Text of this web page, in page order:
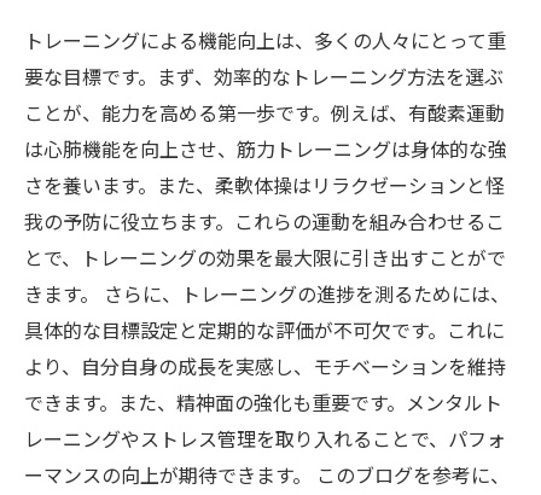
トレーニングによる機能向上は、多くの人々にとって重
要な目標です。まず、効率的なトレーニング方法を選ぶ
ことが、能力を高める第一歩です。例えば、有酸素運動
は心肺機能を向上させ、筋力トレーニングは身体的な強
さを養います。また、柔軟体操はリラクゼーションと怪
我の予防に役立ちます。これらの運動を組み合わせるこ
とで、トレーニングの効果を最大限に引き出すことがで
きます。 さらに、トレーニングの進捗を測るためには、
具体的な目標設定と定期的な評価が不可欠です。これに
より、自分自身の成長を実感し、モチベーションを維持
できます。また、精神面の強化も重要です。メンタルト
レーニングやストレス管理を取り入れることで、パフォ
ーマンスの向上が期待できます。 このブログを参考に、